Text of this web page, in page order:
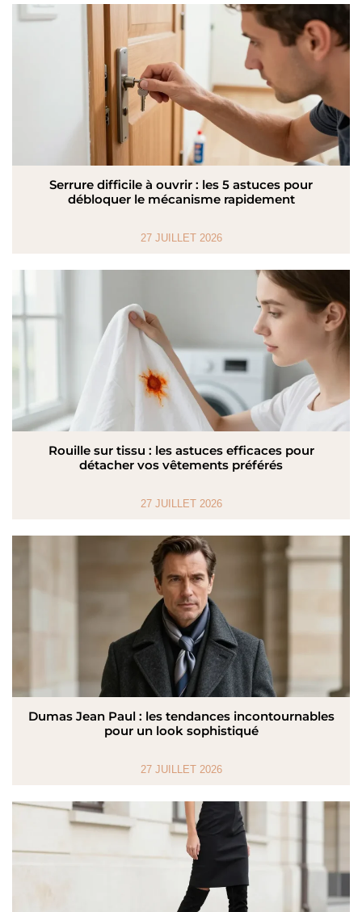
Serrure difficile à ouvrir : les 5 astuces pour
débloquer le mécanisme rapidement
27 JUILLET 2026
Rouille sur tissu : les astuces efficaces pour
détacher vos vêtements préférés
27 JUILLET 2026
Dumas Jean Paul : les tendances incontournables
pour un look sophistiqué
27 JUILLET 2026